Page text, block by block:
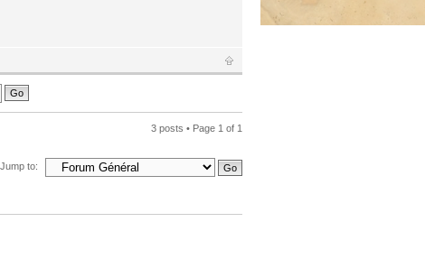
3 posts • Page 1 of 1
Jump to: